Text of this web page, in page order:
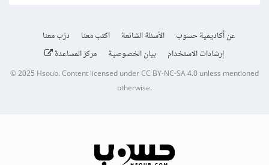
عن أكاديمية حسوب الأسئلة الشائعة اكتب معنا
درّب معنا
إرشادات الاستخدام
بيان الخصوصية مركز المساعدة
© 2025Hsoub.Content licensed underCC BY-NC-SA 4.0unless mentioned
otherwise.